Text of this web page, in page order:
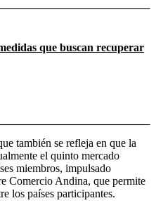
que buscan recuperar
también se refleja en que la
el quinto mercado
miembros, impulsado
Comercio Andina, que permite
los países participantes.